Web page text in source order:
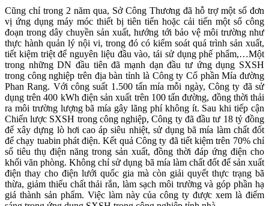
Cũng chỉ trong 2 năm qua, Sở Công Thương đã hỗ trợ một số đơn
vị ứng dụng máy móc thiết bị tiên tiến hoặc cải tiến một số công
đoạn trong dây chuyền sản xuất, hướng tới bảo vệ môi trường như
thực hành quản lý nội vi, trong đó có kiểm soát quá trình sản xuất,
tiết kiệm triệt để nguyên liệu đầu vào, tái sử dụng phế phẩm,…Một
trong những DN đầu tiên đã mạnh dạn đầu tư ứng dụng SXSH
trong công nghiệp trên địa bàn tỉnh là Công ty Cổ phần Mía đường
Phan Rang. Với công suất 1.500 tấn mía mỗi ngày, Công ty đã sử
dụng trên 400 kWh điện sản xuất trên 100 tấn đường, đồng thời thải
ra môi trường lượng bã mía gây lãng phí không ít. Sau khi tiếp cận
Chiến lược SXSH trong công nghiệp, Công ty đã đầu tư 18 tỷ đồng
để xây dựng lò hơi cao áp siêu nhiệt, sử dụng bã mía làm chất đốt
để chạy tuabin phát điện. Kết quả Công ty đã tiết kiệm trên 70% chỉ
số tiêu thụ điện năng trong sản xuất, đồng thời đáp ứng điện cho
khối văn phòng. Không chỉ sử dụng bã mía làm chất đốt để sản xuất
điện thay cho điện lưới quốc gia mà còn giải quyết thực trạng bã
thừa, giảm thiểu chất thải rắn, làm sạch môi trường và góp phần hạ
giá thành sản phẩm. Việc làm này của công ty được xem là điểm